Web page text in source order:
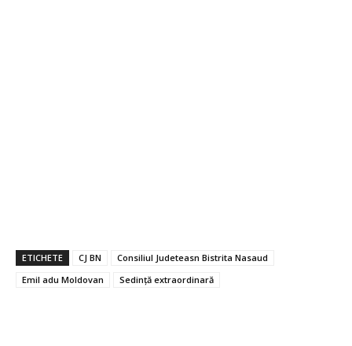
ETICHETE CJ BN
Consiliul Judeteasn Bistrita Nasaud
Emil adu Moldovan
Sedință extraordinară